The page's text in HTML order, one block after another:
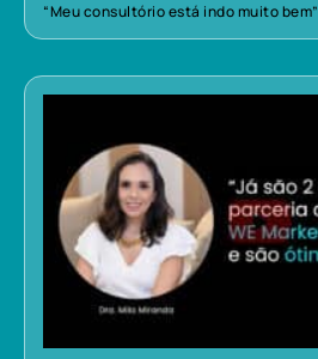
“Meu consultório está indo muito bem”